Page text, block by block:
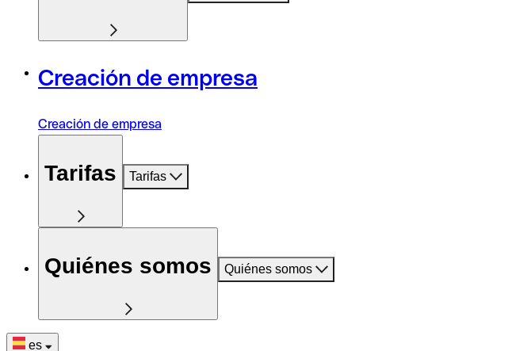
Creación de empresa
Creación de empresa
Tarifas Tarifas
Quiénes somos Quiénes somos
es